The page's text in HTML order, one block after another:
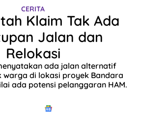
CERITA
Klaim Tak Ada
Jalan dan
Relokasi
ada jalan alternatif
warga di lokasi proyek Bandara
ada potensi pelanggaran HAM.